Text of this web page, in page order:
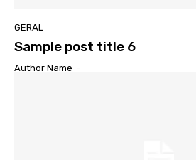
GERAL
Sample post title 6
Author Name -